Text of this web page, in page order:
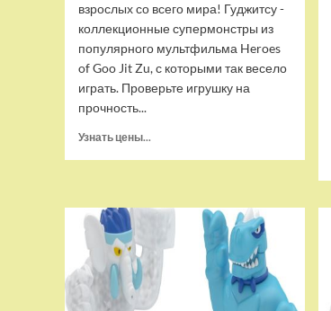
взрослых со всего мира! Гуджитсу -
коллекционные супермонстры из
популярного мультфильма Heroes
of Goo Jit Zu, с которыми так весело
играть. Проверьте игрушку на
прочность...
Узнать цены...
Гуджитсу
Вайпер